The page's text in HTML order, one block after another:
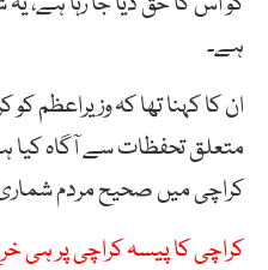
ہے۔
ان کا کہنا تھا کہ وزیراعظم
متعلق تحفظات سے آگاہ
کراچی میں صحیح مردم
کراچی کا پیسہ کراچی پر ہی